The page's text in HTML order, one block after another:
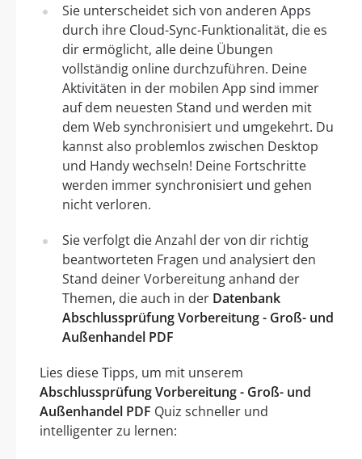
Sie unterscheidet sich von anderen Apps
durch ihre Cloud-Sync-Funktionalität, die es
dir ermöglicht, alle deine Übungen
vollständig online durchzuführen. Deine
Aktivitäten in der mobilen App sind immer
auf dem neuesten Stand und werden mit
dem Web synchronisiert und umgekehrt. Du
kannst also problemlos zwischen Desktop
und Handy wechseln! Deine Fortschritte
werden immer synchronisiert und gehen
nicht verloren.
Sie verfolgt die Anzahl der von dir richtig
beantworteten Fragen und analysiert den
Stand deiner Vorbereitung anhand der
Themen, die auch in der Datenbank
Abschlussprüfung Vorbereitung - Groß- und
Außenhandel PDF
Lies diese Tipps, um mit unserem
Abschlussprüfung Vorbereitung - Groß- und
Außenhandel PDF Quiz schneller und
intelligenter zu lernen: